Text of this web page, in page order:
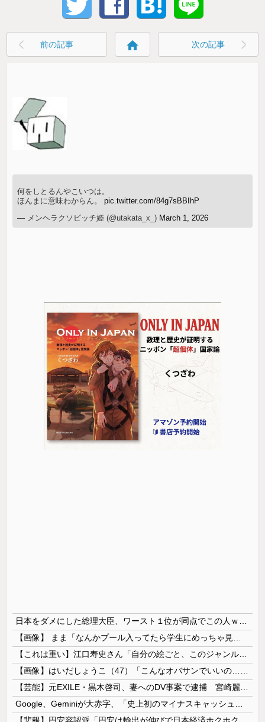
前の記事 home 次の記事
何をしとるんやこいつは。
ほんまに意味わからん。pic.twitter.com/84g7sBBIhP
— メンヘラクソビッチ姫 (@utakata_x_) March 1, 2026